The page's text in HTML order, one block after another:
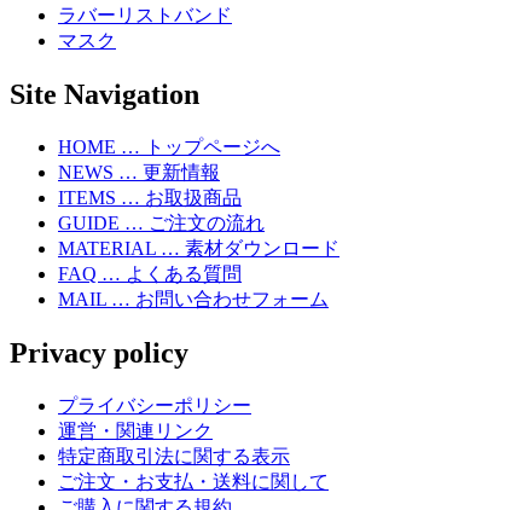
ラバーリストバンド
マスク
Site Navigation
HOME … トップページへ
NEWS … 更新情報
ITEMS … お取扱商品
GUIDE … ご注文の流れ
MATERIAL … 素材ダウンロード
FAQ … よくある質問
MAIL … お問い合わせフォーム
Privacy policy
プライバシーポリシー
運営・関連リンク
特定商取引法に関する表示
ご注文・お支払・送料に関して